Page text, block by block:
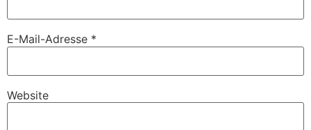
E-Mail-Adresse *
Website